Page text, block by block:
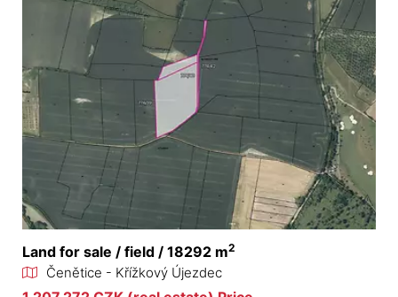
Land for sale / field / 18292 m2
Čenětice - Křížkový Újezdec